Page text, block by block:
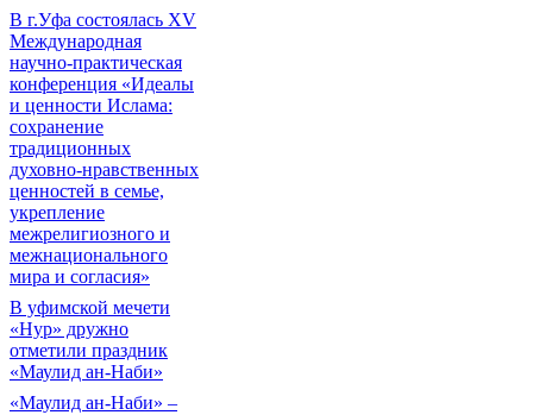
В г.Уфа состоялась XV
Международная
научно-практическая
конференция «Идеалы
и ценности Ислама:
сохранение
традиционных
духовно-нравственных
ценностей в семье,
укрепление
межрелигиозного и
межнационального
мира и согласия»
В уфимской мечети
«Нур» дружно
отметили праздник
«Маулид ан-Наби»
«Маулид ан-Наби» –